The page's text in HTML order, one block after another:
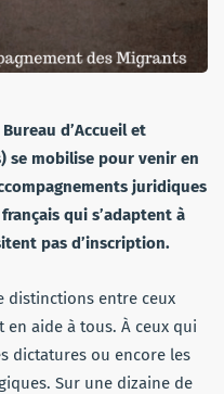
d’Accueil et
se mobilise pour venir en
juridiques
qui s’adaptent à
pas d’inscription.
distinctions entre ceux
en aide à tous. À ceux qui
dictatures ou encore les
Sur une dizaine de